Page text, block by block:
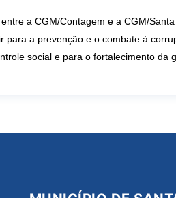
a CGM/Contagem e a CGM/
para a prevenção e o combate à
social e para o fortalecimento da